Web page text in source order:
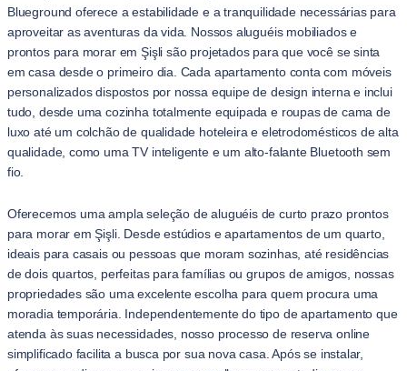
Blueground oferece a estabilidade e a tranquilidade necessárias para
aproveitar as aventuras da vida. Nossos aluguéis mobiliados e
prontos para morar em Şişli são projetados para que você se sinta
em casa desde o primeiro dia. Cada apartamento conta com móveis
personalizados dispostos por nossa equipe de design interna e inclui
tudo, desde uma cozinha totalmente equipada e roupas de cama de
luxo até um colchão de qualidade hoteleira e eletrodomésticos de alta
qualidade, como uma TV inteligente e um alto-falante Bluetooth sem
fio.
Oferecemos uma ampla seleção de aluguéis de curto prazo prontos
para morar em Şişli. Desde estúdios e apartamentos de um quarto,
ideais para casais ou pessoas que moram sozinhas, até residências
de dois quartos, perfeitas para famílias ou grupos de amigos, nossas
propriedades são uma excelente escolha para quem procura uma
moradia temporária. Independentemente do tipo de apartamento que
atenda às suas necessidades, nosso processo de reserva online
simplificado facilita a busca por sua nova casa. Após se instalar,